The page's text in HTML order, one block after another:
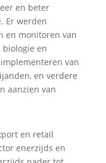
en beter
Er werden
en monitoren van
en
van
en verdere
aanzien van
en retail
enerzijds en